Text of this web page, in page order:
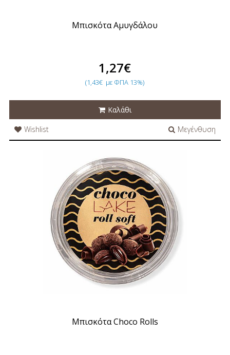
Μπισκότα Αμυγδάλου
1,27€
(1,43€ με ΦΠΑ 13%)
Καλάθι
Wishlist
Μεγένθυση
Μπισκότα Choco Rolls